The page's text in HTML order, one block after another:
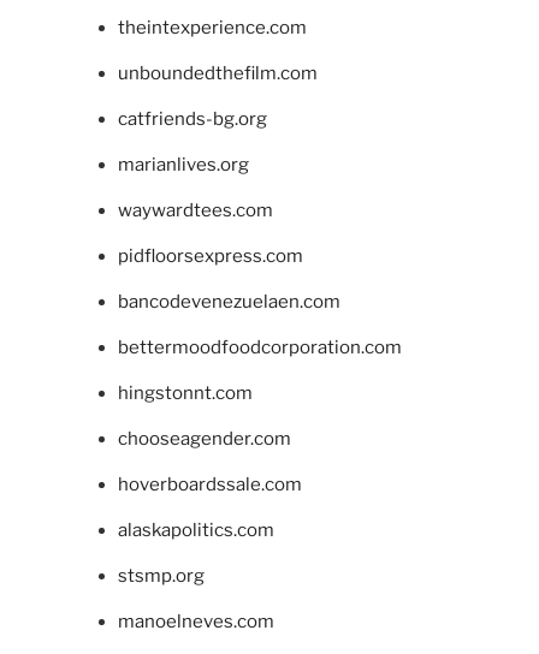
theintexperience.com
unboundedthefilm.com
catfriends-bg.org
marianlives.org
waywardtees.com
pidfloorsexpress.com
bancodevenezuelaen.com
bettermoodfoodcorporation.com
hingstonnt.com
chooseagender.com
hoverboardssale.com
alaskapolitics.com
stsmp.org
manoelneves.com